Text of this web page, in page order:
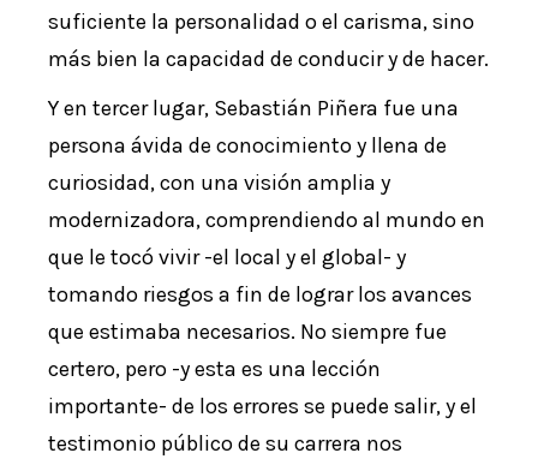
suficiente la personalidad o el carisma, sino
más bien la capacidad de conducir y de hacer.
Y en tercer lugar, Sebastián Piñera fue una
persona ávida de conocimiento y llena de
curiosidad, con una visión amplia y
modernizadora, comprendiendo al mundo en
que le tocó vivir -el local y el global- y
tomando riesgos a fin de lograr los avances
que estimaba necesarios. No siempre fue
certero, pero -y esta es una lección
importante- de los errores se puede salir, y el
testimonio público de su carrera nos